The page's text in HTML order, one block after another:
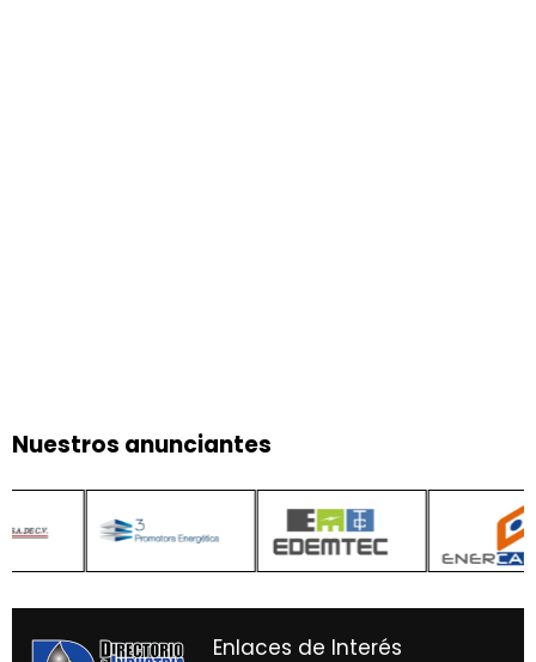
Nuestros anunciantes
Enlaces de Interés